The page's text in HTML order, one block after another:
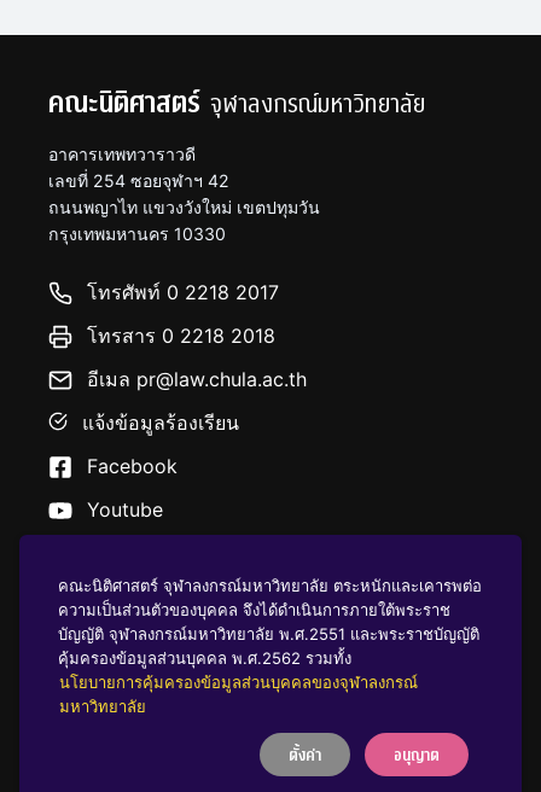
คณะนิติศาสตร์ จุฬาลงกรณ์มหาวิทยาลัย
อาคารเทพทวาราวดี
เลขที่ 254 ซอยจุฬาฯ 42
ถนนพญาไท แขวงวังใหม่ เขตปทุมวัน
กรุงเทพมหานคร 10330
โทรศัพท์ 0 2218 2017
โทรสาร 0 2218 2018
อีเมล pr@law.chula.ac.th
แจ้งข้อมูลร้องเรียน
Facebook
Youtube
นโยบายคุ้มครองข้อมูลส่วนบุคคล
บริจาคให้ ฬ
คณะนิติศาสตร์ จุฬาลงกรณ์มหาวิทยาลัย ตระหนักและเคารพต่อ
ความเป็นส่วนตัวของบุคคล จึงได้ดำเนินการภายใต้พระราช
บัญญัติ จุฬาลงกรณ์มหาวิทยาลัย พ.ศ.2551 และพระราชบัญญัติ
คุ้มครองข้อมูลส่วนบุคคล พ.ศ.2562 รวมทั้ง
นโยบายการคุ้มครองข้อมูลส่วนบุคคลของจุฬาลงกรณ์
มหาวิทยาลัย
ตั้งค่า อนุญาต